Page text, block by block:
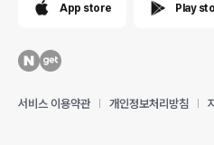
App store Play
서비스 이용약관 개인정보처리방침